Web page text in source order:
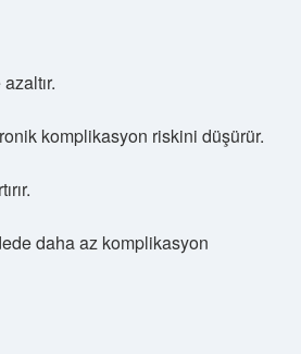
komplikasyon riskini düşürür.
daha az komplikasyon